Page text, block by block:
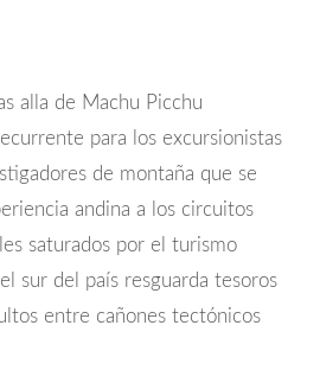
alla de Machu Picchu
para los excursionistas
de montaña que se
andina a los circuitos
saturados por el turismo
sur del país resguarda tesoros
entre cañones tectónicos